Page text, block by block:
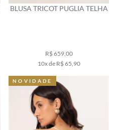
BLUSA TRICOT PUGLIA TELHA
R$ 659,00
10x de R$ 65,90
NOVIDADE